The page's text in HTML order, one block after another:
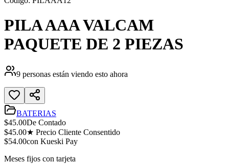
PILA AAA VALCAM
PAQUETE DE 2 PIEZAS
9 personas están viendo esto ahora
BATERIAS
$45.00De Contado
$45.00★ Precio Cliente Consentido
$54.00con Kueski Pay
Meses fijos con tarjeta